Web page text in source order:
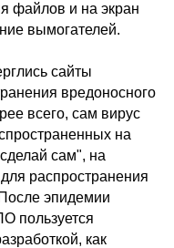
файлов и на экран
вымогателей.
сайты
вредоносного
всего, сам вирус
на
сам", на
распространения
эпидемии
пользуется
как